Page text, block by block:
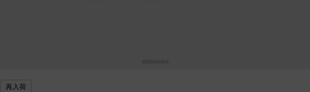
再入荷